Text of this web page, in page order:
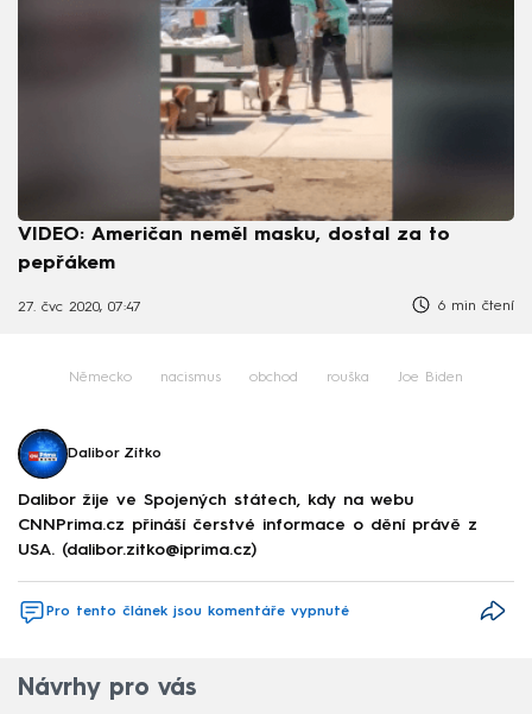
VIDEO: Američan neměl masku, dostal za to
pepřákem
27. čvc 2020, 07:47 6 min čtení
Německo nacismus obchod rouška Joe Biden
Dalibor Zítko
Dalibor žije ve Spojených státech, kdy na webu
CNNPrima.cz přináší čerstvé informace o dění právě z
USA. (dalibor.zitko@iprima.cz)
Pro tento článek jsou komentáře vypnuté
Návrhy pro vás